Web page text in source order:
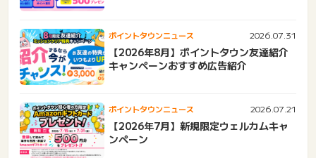
ポイントタウンニュース 2026.07.31
【2026年8月】ポイントタウン友達紹介
キャンペーンおすすめ広告紹介
ポイントタウンニュース 2026.07.21
【2026年7月】新規限定ウェルカムキャ
ンペーン